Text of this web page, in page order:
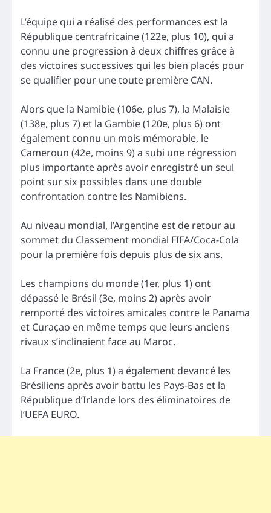
L’équipe qui a réalisé des performances est la
République centrafricaine (122e, plus 10), qui a
connu une progression à deux chiffres grâce à
des victoires successives qui les bien placés pour
se qualifier pour une toute première CAN.
Alors que la Namibie (106e, plus 7), la Malaisie
(138e, plus 7) et la Gambie (120e, plus 6) ont
également connu un mois mémorable, le
Cameroun (42e, moins 9) a subi une régression
plus importante après avoir enregistré un seul
point sur six possibles dans une double
confrontation contre les Namibiens.
Au niveau mondial, l’Argentine est de retour au
sommet du Classement mondial FIFA/Coca-Cola
pour la première fois depuis plus de six ans.
Les champions du monde (1er, plus 1) ont
dépassé le Brésil (3e, moins 2) après avoir
remporté des victoires amicales contre le Panama
et Curaçao en même temps que leurs anciens
rivaux s’inclinaient face au Maroc.
La France (2e, plus 1) a également devancé les
Brésiliens après avoir battu les Pays-Bas et la
République d’Irlande lors des éliminatoires de
l’UEFA EURO.